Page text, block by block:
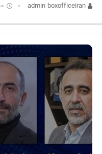
admin boxofficeiran